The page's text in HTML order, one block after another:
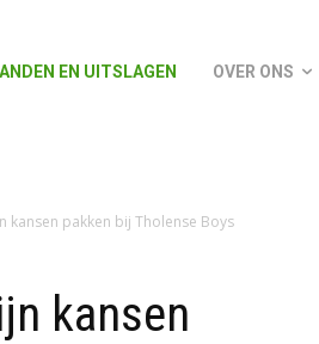
EN UITSLAGEN OVER ONS
kansen pakken bij Tholense Boys
kansen